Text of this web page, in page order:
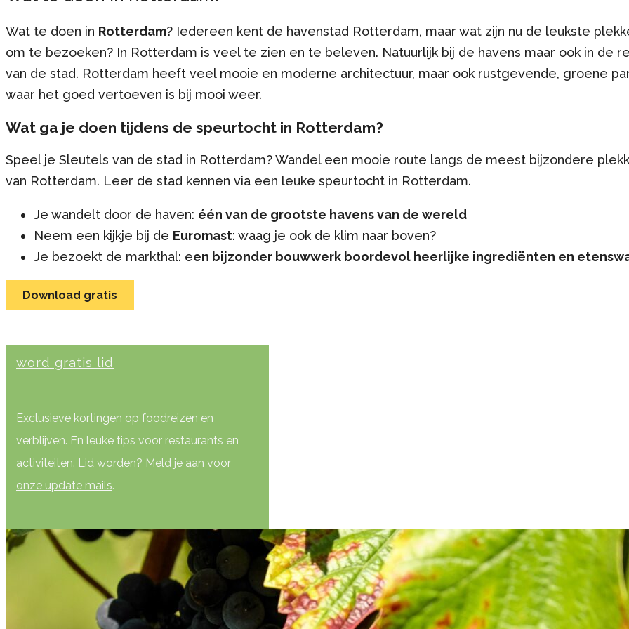
Wat te doen in Rotterdam? Iedereen kent de havenstad Rotterdam, maar wat zijn nu de leukste
om te bezoeken? In Rotterdam is veel te zien en te beleven. Natuurlijk bij de havens maar ook in de
van de stad. Rotterdam heeft veel mooie en moderne architectuur, maar ook rustgevende, groene
waar het goed vertoeven is bij mooi weer.
Wat ga je doen tijdens de speurtocht in Rotterdam?
Speel je Sleutels van de stad in Rotterdam? Wandel een mooie route langs de meest bijzondere
van Rotterdam. Leer de stad kennen via een leuke speurtocht in Rotterdam.
Je wandelt door de haven: één van de grootste havens van de wereld
Neem een kijkje bij de Euromast: waag je ook de klim naar boven?
Je bezoekt de markthal: een bijzonder bouwwerk boordevol heerlijke ingrediënten en
Download gratis
word gratis lid
Exclusieve kortingen op foodreizen en
verblijven. En leuke tips voor restaurants en
activiteiten. Lid worden? Meld je aan voor
onze update mails.